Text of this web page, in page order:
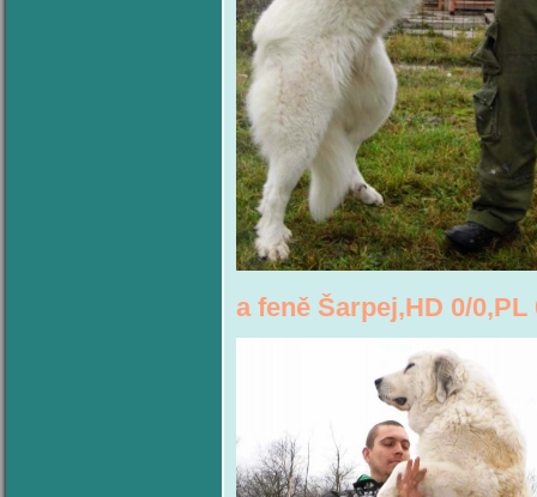
a feně Šarpej,HD 0/